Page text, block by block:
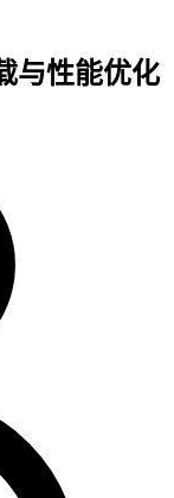
与性能优化